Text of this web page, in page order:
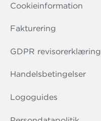
Cookieinformation
Fakturering
GDPR revisorerklæring
Handelsbetingelser
Logoguides